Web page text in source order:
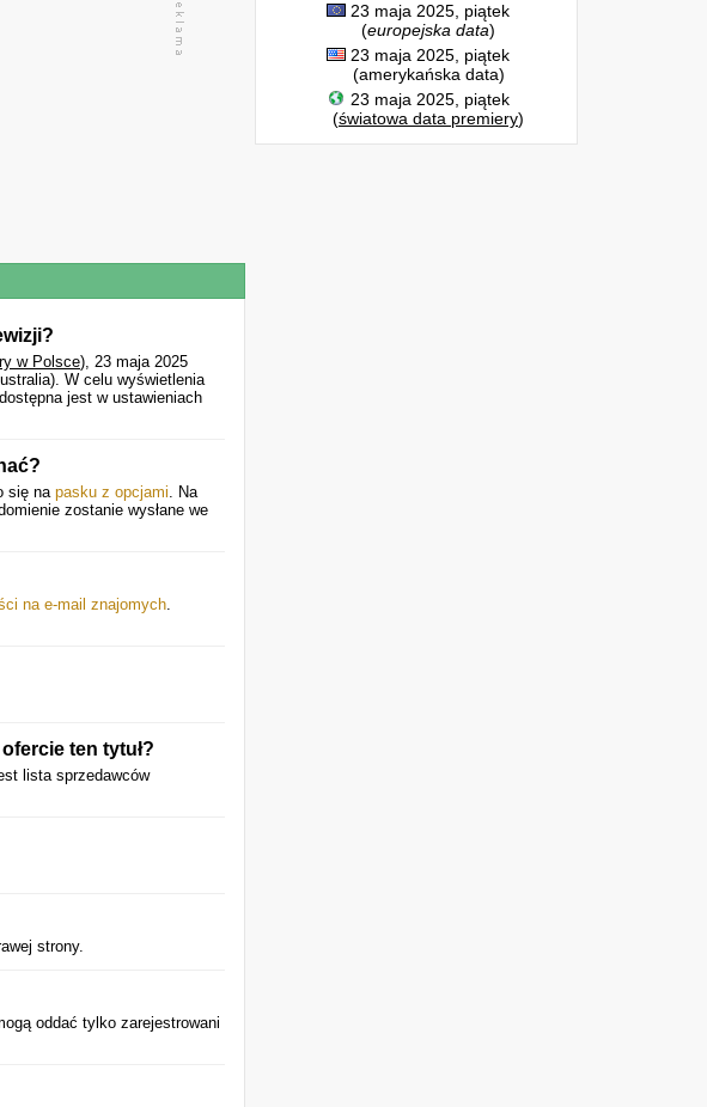
w Polsce), 23 maja 2025
W celu wyświetlenia
jest w ustawieniach
się napasku z opcjami. Na
zostanie wysłane we
na e-mail znajomych.
ten tytuł?
lista sprzedawców
strony.
oddać tylko zarejestrowani
23 maja 2025, piątek
(europejska data)
23 maja 2025, piątek
(amerykańska data)
23 maja 2025, piątek
(światowa data premiery)